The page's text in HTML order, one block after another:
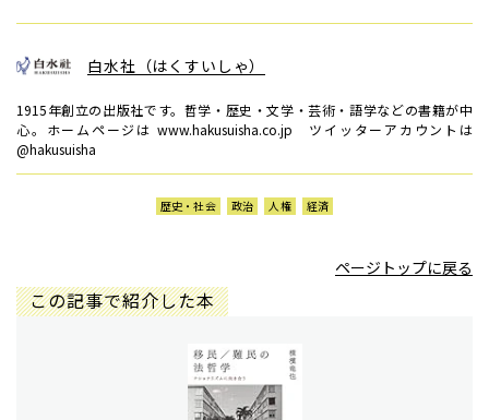
白水社（はくすいしゃ）
1915年創立の出版社です。哲学・歴史・文学・芸術・語学などの書籍が中
心。ホームページは www.hakusuisha.co.jp ツイッターアカウントは
@hakusuisha
歴史・社会 政治 人権 経済
ページトップに戻る
この記事で紹介した本